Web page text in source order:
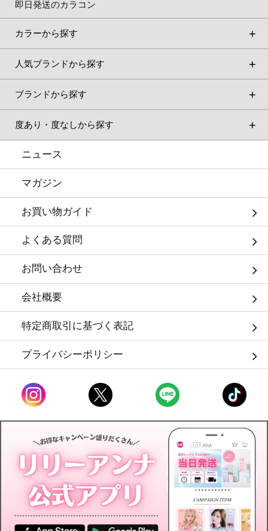
即日発送のカラコン
カラーから探す
人気ブランドから探す
ブランドから探す
度あり・度なしから探す
ニュース
マガジン
お買い物ガイド
よくある質問
お問い合わせ
会社概要
特定商取引に基づく表記
プライバシーポリシー